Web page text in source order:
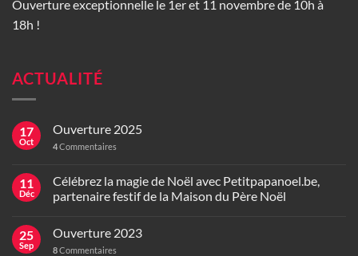
Ouverture exceptionnelle le 1er et 11 novembre de 10h à
18h !
ACTUALITÉ
17
Oct
Ouverture 2025
4Commentaires
11
Déc
Célébrez la magie de Noël avec Petitpapanoel.be,
partenaire festif de la Maison du Père Noël
25
Sep
Ouverture 2023
8Commentaires